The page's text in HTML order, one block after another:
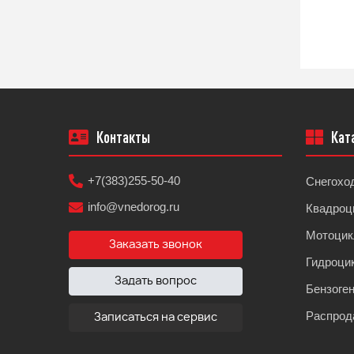
Контакты
+7(383)255-50-40
info@vnedorog.ru
Заказать звонок
Задать вопрос
Записаться на сервис